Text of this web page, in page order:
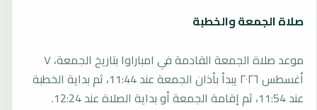
صلاة الجمعة والخطبة
موعد صلاة الجمعة القادمة في امباراوا بتاريخ الجمعة، ٧
أغسطس ٢٠٢٦ يبدأ بأذان الجمعة عند 11:44، ثم بداية الخطبة
عند 11:54، ثم إقامة الجمعة أو بداية الصلاة عند 12:24.